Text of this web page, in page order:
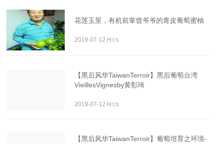
花莲玉里，有机前辈曾爷爷的青皮葡萄蜜柚
2019-07-12 H:i:s
【黑后风华TaiwanTerroir】黑后葡萄台湾
VieillesVignesby黄彰琦
2019-07-12 H:i:s
【黑后风华TaiwanTerroir】葡萄培育之环境-